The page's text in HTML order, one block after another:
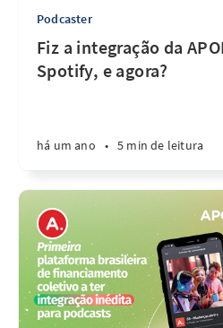
Podcaster
Fiz a integração da
Spotify, e agora?
há um ano • 5 min de leitura